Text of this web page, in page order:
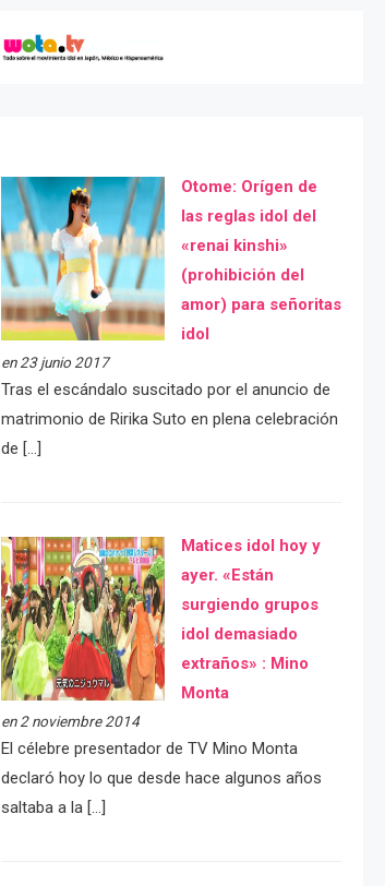
Otome: Orígen de
las reglas idol del
«renai kinshi»
(prohibición del
amor) para señoritas
idol
en 23 junio 2017
Tras el escándalo suscitado por el anuncio de
matrimonio de Ririka Suto en plena celebración
de […]
Matices idol hoy y
ayer. «Están
surgiendo grupos
idol demasiado
extraños» : Mino
Monta
en 2 noviembre 2014
El célebre presentador de TV Mino Monta
declaró hoy lo que desde hace algunos años
saltaba a la […]